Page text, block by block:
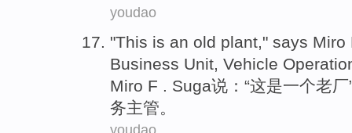
youdao
"This is an old plant," says Miro
Business Unit, Vehicle
Miro F . Suga说：“这是一个老厂
务主管。
youdao